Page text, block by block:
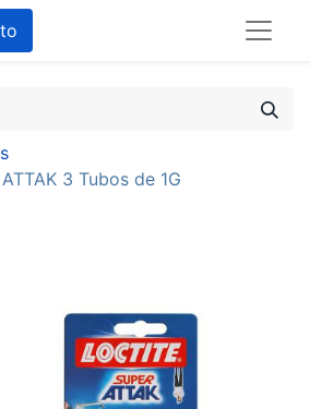
3 Tubos de 1G